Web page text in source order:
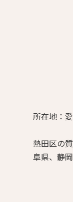
所在地：
熱田区の
阜県、静